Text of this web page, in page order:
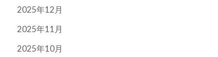
2025年12月
2025年11月
2025年10月